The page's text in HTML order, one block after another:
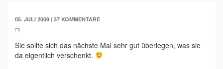
05. JULI 2009 | 37 KOMMENTARE
Sie sollte sich das nächste Mal sehr gut überlegen, was sie
da eigentlich verschenkt.